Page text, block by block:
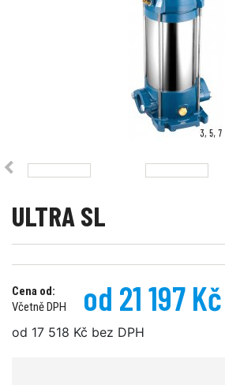
ULTRA SL
Cena od:
Včetně DPH
od 21 197 Kč
od 17 518 Kč bez DPH